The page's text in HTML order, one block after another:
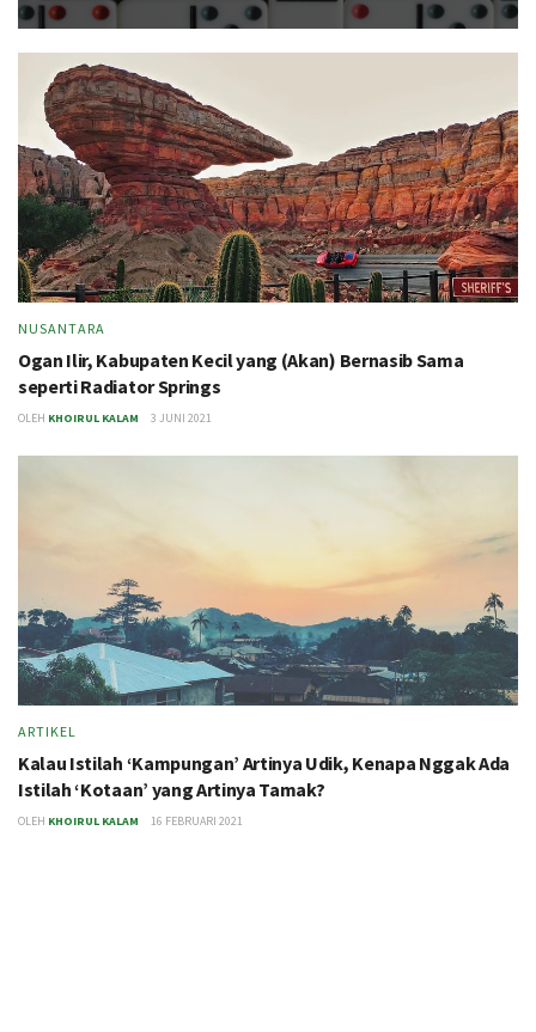
NUSANTARA
Ogan Ilir, Kabupaten Kecil yang (Akan) Bernasib Sama
seperti Radiator Springs
OLEH KHOIRUL KALAM 3 JUNI 2021
ARTIKEL
Kalau Istilah ‘Kampungan’ Artinya Udik, Kenapa Nggak Ada
Istilah ‘Kotaan’ yang Artinya Tamak?
OLEH KHOIRUL KALAM 16 FEBRUARI 2021